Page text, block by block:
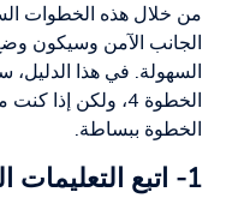
من خلال هذه الخطوات
الجانب الآمن وسيكون
السهولة. في هذا الدليل،
الخطوة 4، ولكن
الخطوة ببساطة.
1- اتبع التعليمات المدونة على العبوة